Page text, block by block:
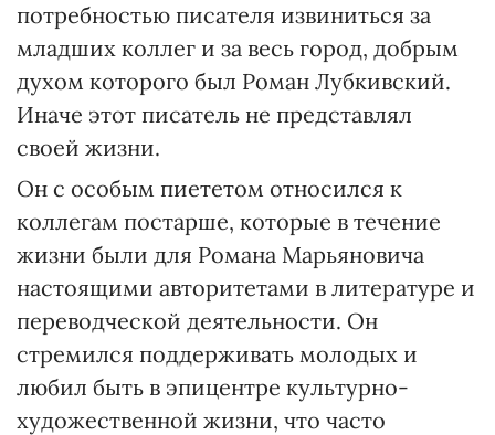
потребностью писателя извиниться за
младших коллег и за весь город, добрым
духом которого был Роман Лубкивский.
Иначе этот писатель не представлял
своей жизни.
Он с особым пиететом относился к
коллегам постарше, которые в течение
жизни были для Романа Марьяновича
настоящими авторитетами в литературе и
переводческой деятельности. Он
стремился поддерживать молодых и
любил быть в эпицентре культурно-
художественной жизни, что часто